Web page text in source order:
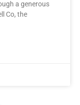
a generous
Co, the